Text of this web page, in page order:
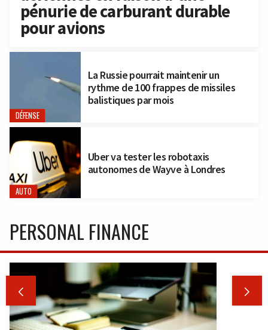
pénurie de carburant durable
pour avions
DÉFENSE
La Russie pourrait maintenir un
rythme de 100 frappes de missiles
balistiques par mois
AUTO
Uber va tester les robotaxis
autonomes de Wayve à Londres
PERSONAL FINANCE
 